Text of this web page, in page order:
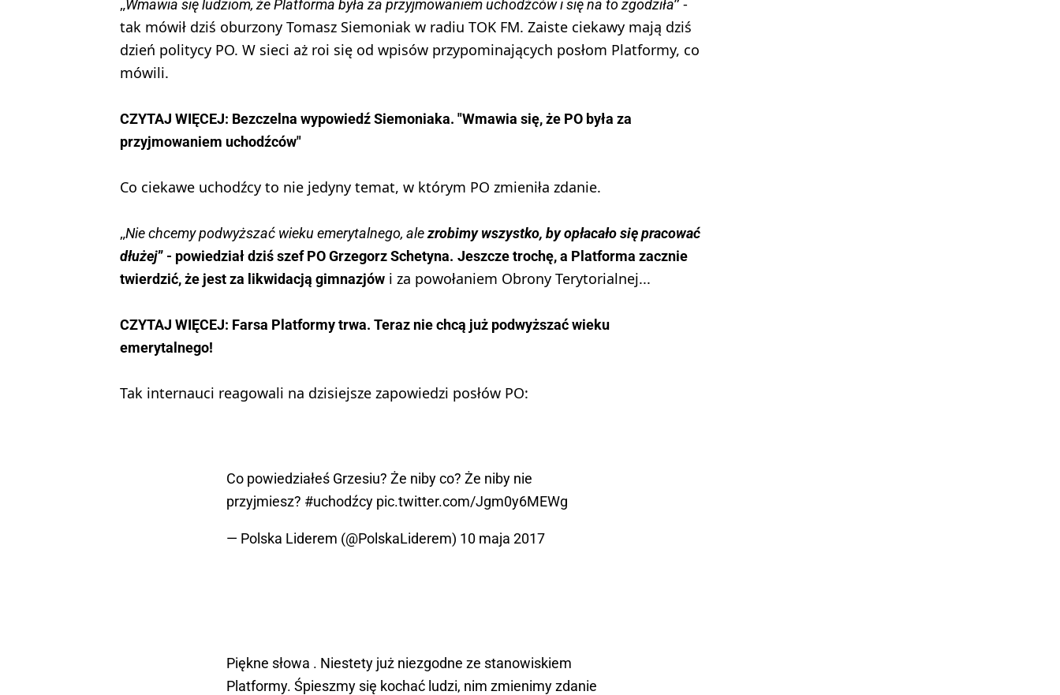
Wmawia się ludziom, że Platforma była za przyjmowaniem uchodźców i się na to zgodziła
tak mówił dziś oburzony Tomasz Siemoniak w radiu TOK FM. Zaiste ciekawy mają dziś
dzień politycy PO. W sieci aż roi się od wpisów przypominających posłom Platformy, co
mówili.
CZYTAJ WIĘCEJ: Bezczelna wypowiedź Siemoniaka. "Wmawia się, że PO była za
przyjmowaniem uchodźców"
Co ciekawe uchodźcy to nie jedyny temat, w którym PO zmieniła zdanie.
„Nie chcemy podwyższać wieku emerytalnego, alezrobimy wszystko, by opłacało się pracować
dłużej” - powiedział dziś szef PO Grzegorz Schetyna. Jeszcze trochę, a Platforma zacznie
twierdzić, że jest za likwidacją gimnazjów i za powołaniem Obrony Terytorialnej...
CZYTAJ WIĘCEJ: Farsa Platformy trwa. Teraz nie chcą już podwyższać wieku
emerytalnego!
Tak internauci reagowali na dzisiejsze zapowiedzi posłów PO:
Co powiedziałeś Grzesiu? Że niby co? Że niby nie
przyjmiesz? #uchodźcy pic.twitter.com/Jgm0y6MEWg
— Polska Liderem (@PolskaLiderem) 10 maja 2017
Piękne słowa . Niestety już niezgodne ze stanowiskiem
Platformy. Śpieszmy się kochać ludzi, nim zmienimy zdanie